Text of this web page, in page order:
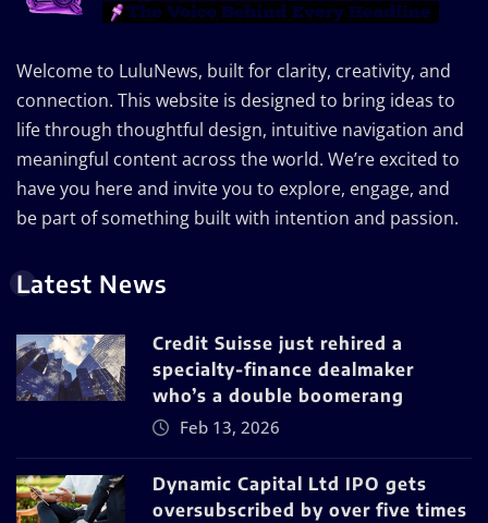
Welcome to LuluNews, built for clarity, creativity, and
connection. This website is designed to bring ideas to
life through thoughtful design, intuitive navigation and
meaningful content across the world. We’re excited to
have you here and invite you to explore, engage, and
be part of something built with intention and passion.
Latest News
Credit Suisse just rehired a
specialty-finance dealmaker
who’s a double boomerang
Feb 13, 2026
Dynamic Capital Ltd IPO gets
oversubscribed by over five times